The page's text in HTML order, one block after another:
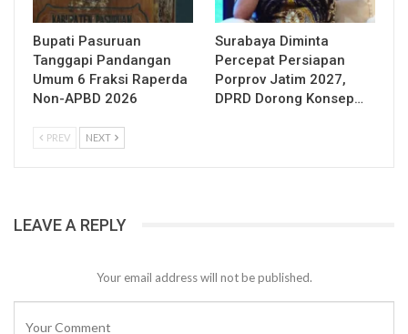
Bupati Pasuruan
Tanggapi Pandangan
Umum 6 Fraksi Raperda
Non-APBD 2026
Surabaya Diminta
Percepat Persiapan
Porprov Jatim 2027,
DPRD Dorong Konsep…
PREV NEXT
LEAVE A REPLY
Your email address will not be published.